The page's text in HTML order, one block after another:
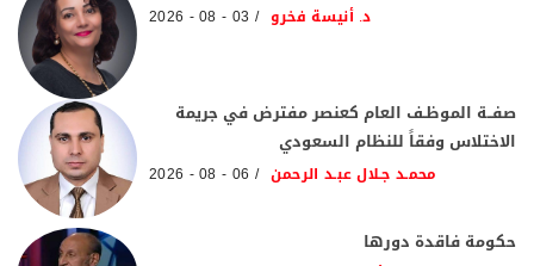
د. أنيسة فخرو 03 - 08 - 2026
صفــة الموظـف العام كعنصر مفترض في جريمة
الاختلاس وفقاً للنظام السعودي
محمـد جـلال عبـد الرحمن 06 - 08 - 2026
حكومة فاقدة دورها